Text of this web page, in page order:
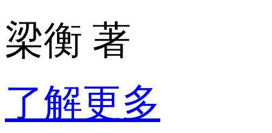
梁衡 著
了解更多